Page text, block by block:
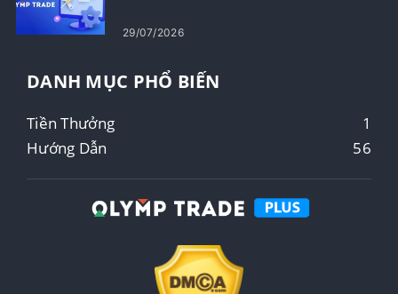
29/07/2026
DANH MỤC PHỔ BIẾN
Tiền Thưởng
1
Hướng Dẫn
56